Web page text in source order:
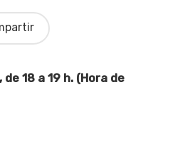
18 a 19 h. (Hora de